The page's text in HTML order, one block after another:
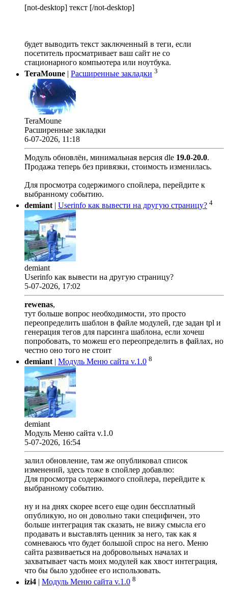
[not-desktop] текст [/not-desktop]
будет выводить текст заключенный в теги, если
посетитель просматривает ваш сайт не со
стационарного компьютера или ноутбука.
TeraMoune
Расширенные закладки 3
TeraMoune
Расширенные закладки
6-07-2026, 11:18
Модуль обновлён, минимальная версия dle 19.0-20.0.
Продажа теперь без привязки, стоимость изменилась.
Для просмотра содержимого спойлера, перейдите к
выбранному событию.
demiant | Userinfo как вывести на другую страницу? 4
demiant
Userinfo как вывести на другую страницу?
5-07-2026, 17:02
rewenas,
тут больше вопрос необходимости, это просто
переопределить шаблон в файле модулей, где задан tpl и
генерация тегов для парсинга шаблона, если хочеш
попробовать, то можеш его переопределить в файлах, но
честно оно того не стоит
demiant | Модуль Меню сайта v.1.0 8
demiant
Модуль Меню сайта v.1.0
5-07-2026, 16:54
залил обновление, там же опубликовал список
изменений, здесь тоже в спойлер добавлю:
Для просмотра содержимого спойлера, перейдите к
выбранному событию.
ну и на днях скорее всего еще один бессплатный
опубликую, но он довольно таки специфичен, это
больше интеграция так сказать, не вижу смысла его
продавать и выставлять ценник за него, так как я
сомневаюсь что будет большой спрос на него. Меню
сайта развиваеться на добровольных началах и
захватывает часть моих модулей как хвост интеграция,
что бы было удобнее его использовать.
izi4
Модуль Меню сайта v.1.0 8